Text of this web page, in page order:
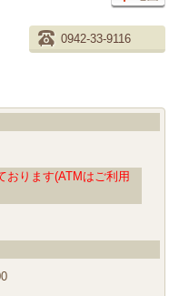
0942-33-9116
ります(ATMはご利用